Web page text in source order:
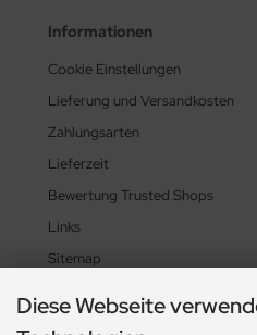
Informationen
Cookie Einstellungen
Lieferung und Versandkosten
Zahlungsarten
Lieferzeit
Bewertung Trusted Shops
Links
Sitemap
Diese Webseite